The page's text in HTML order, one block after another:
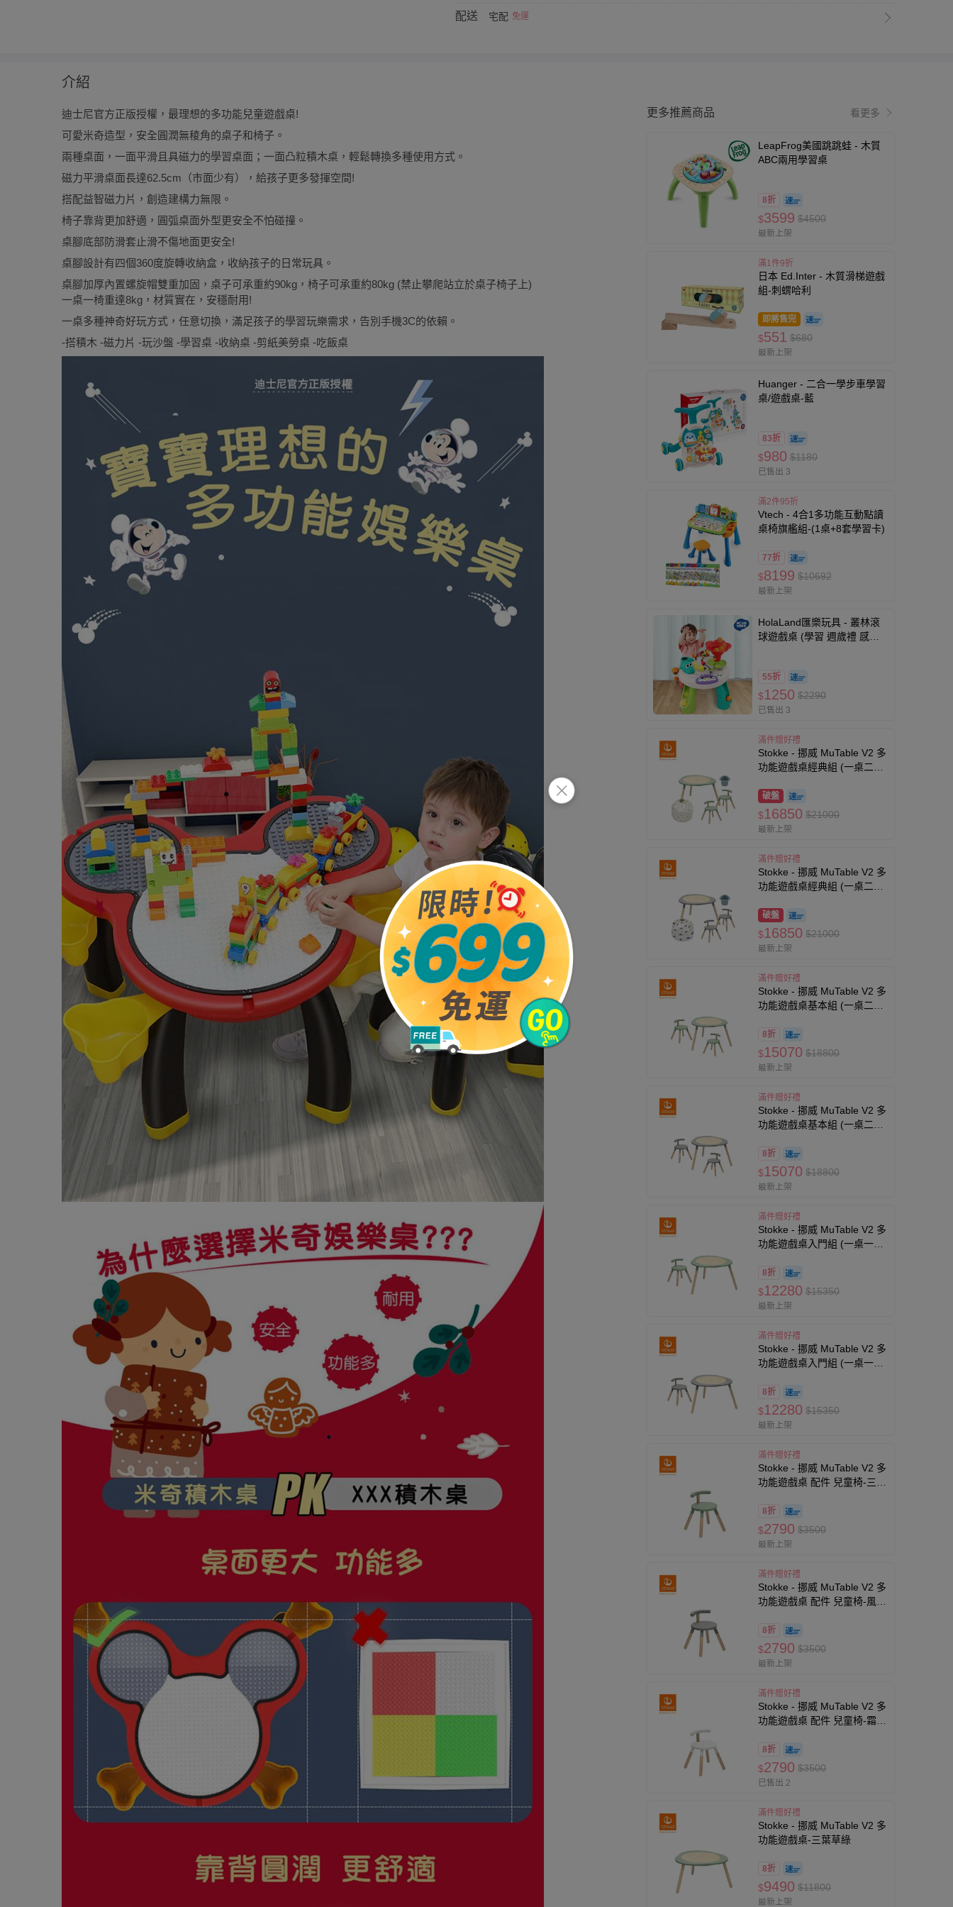
配送 宅配 免運
介紹
迪士尼官方正版授權，最理想的多功能兒童遊戲桌!
可愛米奇造型，安全圓潤無稜角的桌子和椅子。
兩種桌面，一面平滑且具磁力的學習桌面；一面凸粒積木桌，輕鬆轉換多種使用方式。
磁力平滑桌面長達62.5cm（市面少有），給孩子更多發揮空間!
搭配益智磁力片，創造建構力無限。
椅子靠背更加舒適，圓弧桌面外型更安全不怕碰撞。
桌腳底部防滑套止滑不傷地面更安全!
桌腳設計有四個360度旋轉收納盒，收納孩子的日常玩具。
桌腳加厚內置螺旋帽雙重加固，桌子可承重約90kg，椅子可承重約80kg (禁止攀爬站立於桌子椅子上)
一桌一椅重達8kg，材質實在，安穩耐用!
一桌多種神奇好玩方式，任意切換，滿足孩子的學習玩樂需求，告別手機3C的依賴。
-搭積木 -磁力片 -玩沙盤 -學習桌 -收納桌 -剪紙美勞桌 -吃飯桌
更多推薦商品 看更多
LeapFrog美國跳跳蛙 - 木質
ABC兩用學習桌
8折
$3599 $4500
最新上架
滿1件9折
日本 Ed.Inter - 木質滑梯遊戲
組-刺蝟哈利
即將售完
$551 $680
最新上架
Huanger - 二合一學步車學習
桌/遊戲桌-藍
83折
$980 $1180
已售出 3
滿2件95折
Vtech - 4合1多功能互動點讀
桌椅旗艦組-(1桌+8套學習卡)
77折
$8199 $10692
最新上架
HolaLand匯樂玩具 - 叢林滾
球遊戲桌 (學習 週歲禮 感統
55折
$1250 $2290
已售出 3
滿件贈好禮
Stokke - 挪威 MuTable V2 多
功能遊戲桌經典組 (一桌二椅
藍)-三葉草綠
破盤
$16850 $21000
最新上架
滿件贈好禮
Stokke - 挪威 MuTable V2 多
功能遊戲桌經典組 (一桌二椅
藍)-風暴灰
破盤
$16850 $21000
最新上架
滿件贈好禮
Stokke - 挪威 MuTable V2 多
功能遊戲桌基本組 (一桌二
8折
$15070 $18800
最新上架
滿件贈好禮
Stokke - 挪威 MuTable V2 多
功能遊戲桌基本組 (一桌二
8折
$15070 $18800
最新上架
滿件贈好禮
Stokke - 挪威 MuTable V2 多
功能遊戲桌入門組 (一桌一
8折
$12280 $15350
最新上架
滿件贈好禮
Stokke - 挪威 MuTable V2 多
功能遊戲桌入門組 (一桌一
8折
$12280 $15350
最新上架
滿件贈好禮
Stokke - 挪威 MuTable V2 多
功能遊戲桌 配件 兒童椅-三葉
8折
$2790 $3500
最新上架
滿件贈好禮
Stokke - 挪威 MuTable V2 多
功能遊戲桌 配件 兒童椅-風暴
8折
$2790 $3500
最新上架
滿件贈好禮
Stokke - 挪威 MuTable V2 多
功能遊戲桌 配件 兒童椅-霜降
8折
$2790 $3500
已售出 2
滿件贈好禮
Stokke - 挪威 MuTable V2 多
功能遊戲桌-三葉草綠
8折
$9490 $11800
最新上架